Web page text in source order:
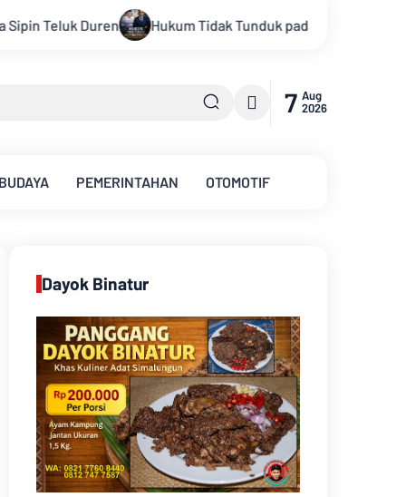
Tunduk pada Persepsi: Kritik Terhadap Monopoli Kebenaran
7 Aug
2026
PEMERINTAHAN OTOMOTIF
Dayok Binatur